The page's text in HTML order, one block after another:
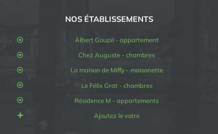
NOS ÉTABLISSEMENTS
Albert Goupil - appartement
Chez Auguste - chambres
La maison de Miffy - maisonette
Le Félix Grat - chambres
Résidence M - appartements
Ajoutez le votre